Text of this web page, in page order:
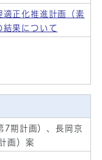
適正化推進計画（素
結果について
7期計画）、長岡京
画）案